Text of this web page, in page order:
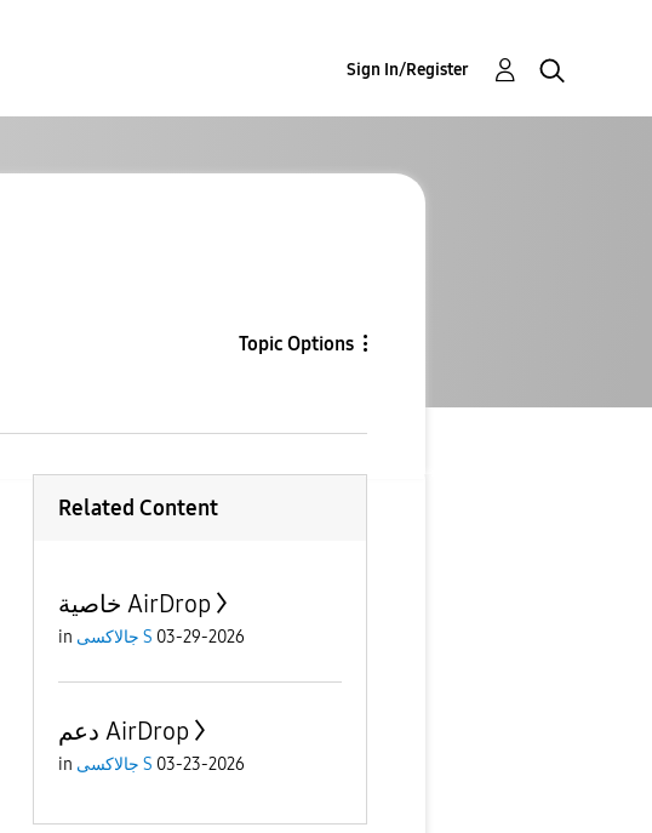
Sign In/Register
Topic Options
Related Content
خاصية AirDrop
in جالاكسى S 03-29-2026
دعم AirDrop
in جالاكسى S 03-23-2026